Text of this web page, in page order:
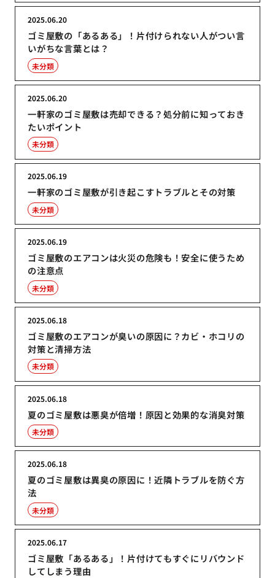
ゴミ屋敷の「あるある」！片付けられない人がつい言
いがちな言葉とは？
2025.06.20
未分類
一軒家のゴミ屋敷は売却できる？処分前に知っておき
たいポイント
2025.06.20
未分類
一軒家のゴミ屋敷が引き起こすトラブルとその対策
2025.06.19
未分類
ゴミ屋敷のエアコンは火災の危険も！安全に使うため
の注意点
2025.06.19
未分類
ゴミ屋敷のエアコンが臭いの原因に？カビ・ホコリの
対策と清掃方法
2025.06.18
未分類
夏のゴミ屋敷は悪臭が倍増！原因と効果的な消臭対策
2025.06.18
未分類
夏のゴミ屋敷は異臭の原因に！近隣トラブルを防ぐ方
法
2025.06.18
未分類
ゴミ屋敷「あるある」！片付けてもすぐにリバウンド
してしまう理由
2025.06.17